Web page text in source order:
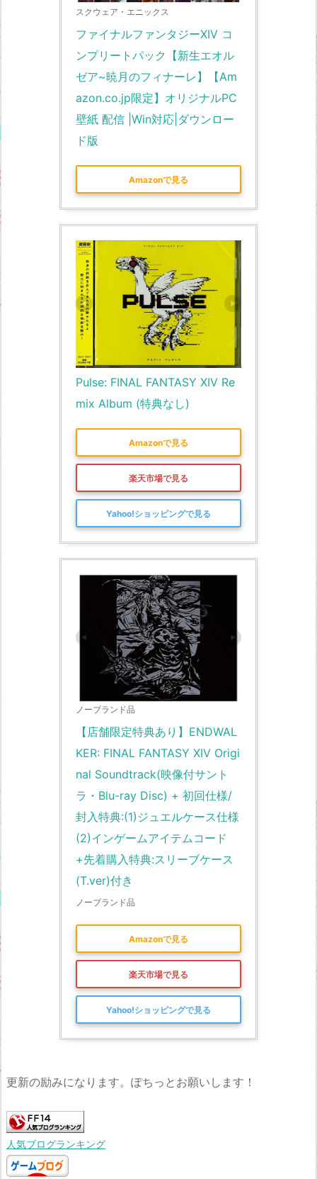
スクウェア・エニックス
ファイナルファンタジーXIV コ
ンプリートパック【新生エオル
ゼア~暁月のフィナーレ】【Am
azon.co.jp限定】オリジナルPC
壁紙 配信 |Win対応|ダウンロー
ド版
Amazonで見る
Pulse: FINAL FANTASY XIV Re
mix Album (特典なし)
Amazonで見る
楽天市場で見る
Yahoo!ショッピングで見る
ノーブランド品
【店舗限定特典あり】ENDWAL
KER: FINAL FANTASY XIV Origi
nal Soundtrack(映像付サント
ラ・Blu-ray Disc) + 初回仕様/
封入特典:(1)ジュエルケース仕様
(2)インゲームアイテムコード
+先着購入特典:スリーブケース
(T.ver)付き
ノーブランド品
Amazonで見る
楽天市場で見る
Yahoo!ショッピングで見る
更新の励みになります。ぽちっとお願いします！
人気ブログランキング